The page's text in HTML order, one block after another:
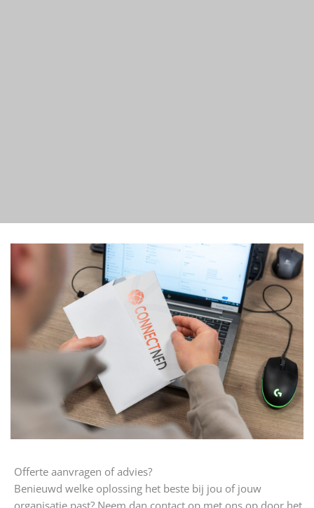
Offerte aanvragen of advies?
Benieuwd welke oplossing het beste bij jou of jouw
organisatie past? Neem dan contact op met ons op door het